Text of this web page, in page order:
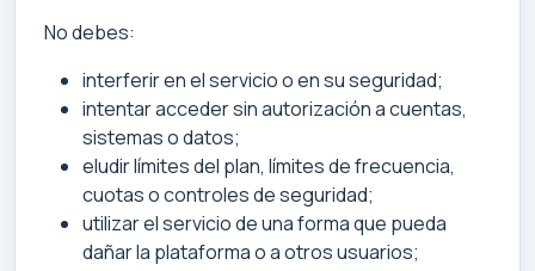
No debes:
interferir en el servicio o en su seguridad;
intentar acceder sin autorización a cuentas,
sistemas o datos;
eludir límites del plan, límites de frecuencia,
cuotas o controles de seguridad;
utilizar el servicio de una forma que pueda
dañar la plataforma o a otros usuarios;